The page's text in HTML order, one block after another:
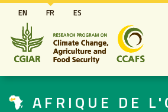
Aller
au
contenu
principal
EN FR ES
AFRIQUE DE